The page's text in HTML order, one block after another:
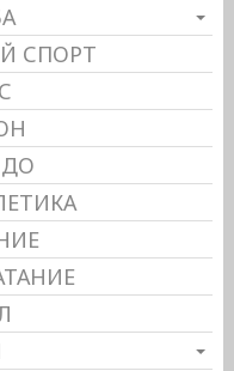
СПОРТ